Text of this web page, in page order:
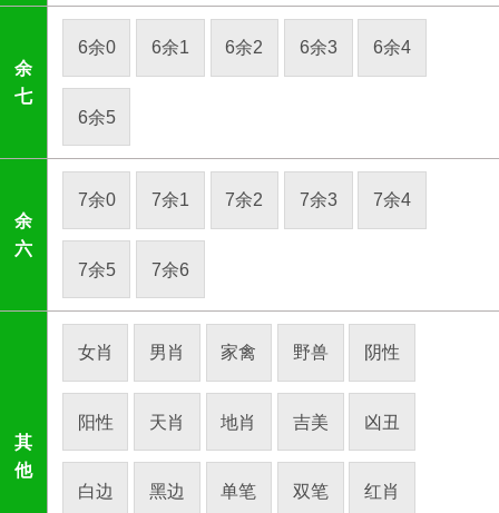
余
七
6余0 6余1 6余2 6余3 6余4
6余5
余
六
7余0 7余1 7余2 7余3 7余4
7余5 7余6
其
他
女肖 男肖 家禽 野兽 阴性
阳性 天肖 地肖 吉美 凶丑
白边 黑边 单笔 双笔 红肖